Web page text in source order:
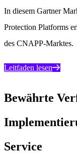
In diesem Gartner
Protection Platforms
des CNAPP-Marktes.
Leitfaden lesen
Bewährte
Service